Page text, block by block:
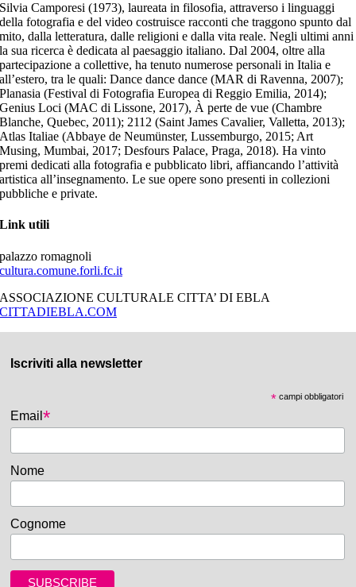
Silvia Camporesi (1973), laureata in filosofia, attraverso i linguaggi
della fotografia e del video costruisce racconti che traggono spunto dal
mito, dalla letteratura, dalle religioni e dalla vita reale. Negli ultimi anni
la sua ricerca è dedicata al paesaggio italiano. Dal 2004, oltre alla
partecipazione a collettive, ha tenuto numerose personali in Italia e
all’estero, tra le quali: Dance dance dance (MAR di Ravenna, 2007);
Planasia (Festival di Fotografia Europea di Reggio Emilia, 2014);
Genius Loci (MAC di Lissone, 2017), À perte de vue (Chambre
Blanche, Quebec, 2011); 2112 (Saint James Cavalier, Valletta, 2013);
Atlas Italiae (Abbaye de Neumünster, Lussemburgo, 2015; Art
Musing, Mumbai, 2017; Desfours Palace, Praga, 2018). Ha vinto
premi dedicati alla fotografia e pubblicato libri, affiancando l’attività
artistica all’insegnamento. Le sue opere sono presenti in collezioni
pubbliche e private.
Link utili
palazzo romagnoli
cultura.comune.forli.fc.it
ASSOCIAZIONE CULTURALE CITTA’ DI EBLA
CITTADIEBLA.COM
Iscriviti alla newsletter
*campi obbligatori
Email *
Nome
Cognome